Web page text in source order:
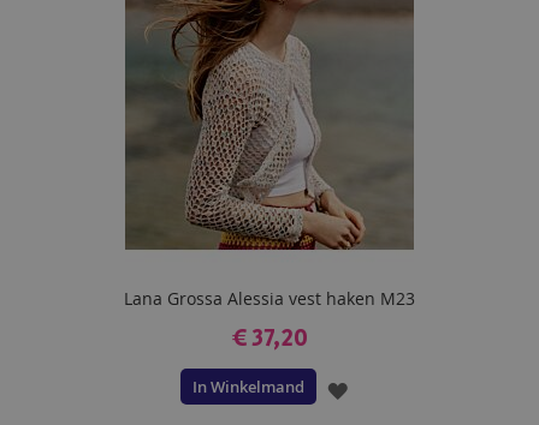
Lana Grossa Alessia vest haken M23
€ 37,20
In Winkelmand
VOEG